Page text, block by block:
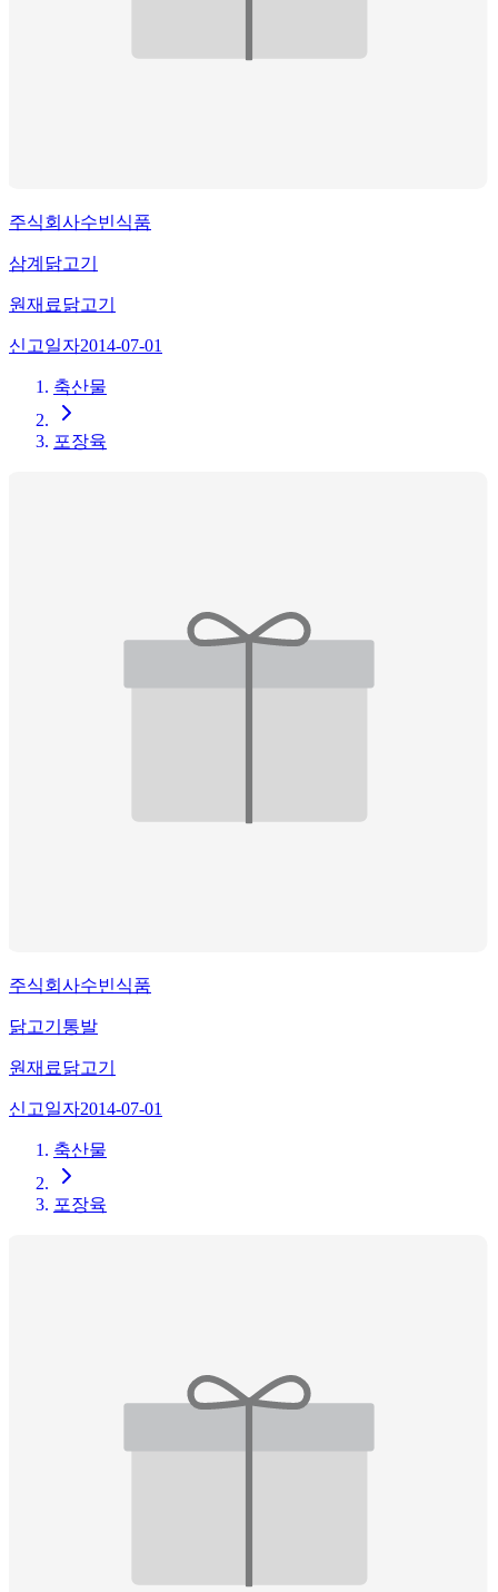
주식회사수빈식품
삼계닭고기
원재료닭고기
신고일자2014-07-01
축산물
포장육
주식회사수빈식품
닭고기통발
원재료닭고기
신고일자2014-07-01
축산물
포장육